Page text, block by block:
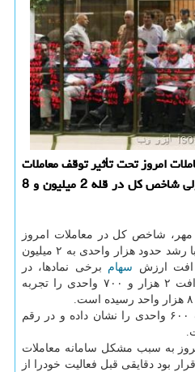
امروز تحت تأثیر توقف معاملات
فرابورس نوسان اندكی دارد ولی شاخص كل در قله 2 میلیون و 8
شاخص کل در معاملات امروز
تهران دوشنبه ۱۳ مرداد با رشد حدود هزار واحدی به ۲ میلیون
سهام برخی نمادها، در
ساعاتی بعد از آغاز معاملات، افت ۲ هزار و ۷۰۰ واحدی را تجربه
شاخص هم وزن اما رشد مثبت ۶۰۰ واحدی را نشان داده و در رقم
به سبب مشکل سامانه معاملات
بود دقایقی قبل فعالیت خودرا از